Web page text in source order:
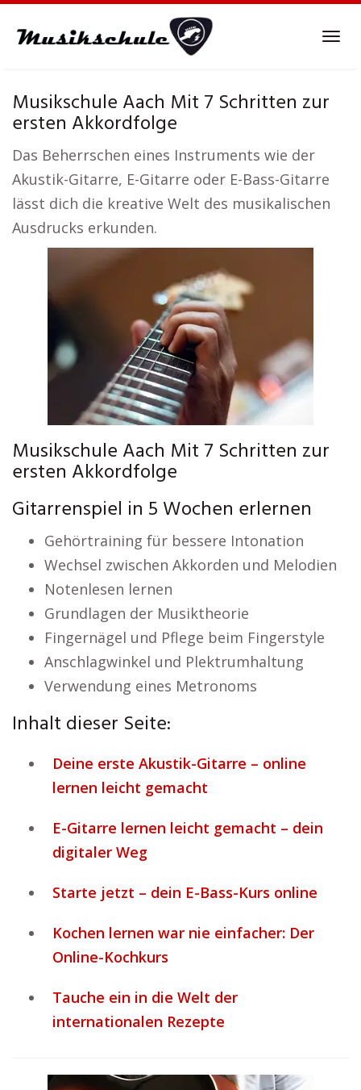
Musikschule Aach Mit 7 Schritten zur
ersten Akkordfolge
Das Beherrschen eines Instruments wie der
Akustik-Gitarre, E-Gitarre oder E-Bass-Gitarre
lässt dich die kreative Welt des musikalischen
Ausdrucks erkunden.
Musikschule Aach Mit 7 Schritten zur
ersten Akkordfolge
Gitarrenspiel in 5 Wochen erlernen
Gehörtraining für bessere Intonation
Wechsel zwischen Akkorden und Melodien
Notenlesen lernen
Grundlagen der Musiktheorie
Fingernägel und Pflege beim Fingerstyle
Anschlagwinkel und Plektrumhaltung
Verwendung eines Metronoms
Inhalt dieser Seite:
Deine erste Akustik-Gitarre – online
lernen leicht gemacht
E-Gitarre lernen leicht gemacht – dein
digitaler Weg
Starte jetzt – dein E-Bass-Kurs online
Kochen lernen war nie einfacher: Der
Online-Kochkurs
Tauche ein in die Welt der
internationalen Rezepte